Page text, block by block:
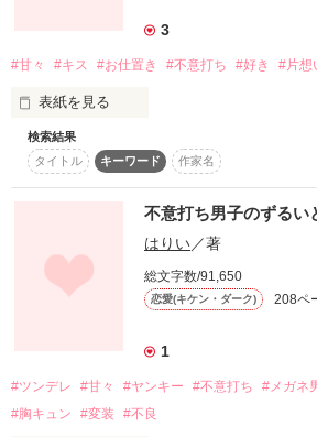
本当にありがとうございます
＊＊＊＊
レビューありがとうございます
＊＊＊＊
マカロン文庫より電子書籍発売中です
"Ｉ LOVE YU"
作品を読む
うか？
皆様にお楽しみいただけると幸いです！
作品を読む
3
#甘々 #キス #お仕置き #不意打ち #好き #片想
表紙を見る
君は、優しくてスポーツができて勉強が
私には手に届かない人だった…
でも、まさかそんな君が
悪魔だったなんて…
検索結果
タイトル
キーワード 作家名
不意打ち男子のずるい
はりい／著
総文字数/91,650
恋愛(キケン・ダーク) 208ペ
1
#ツンデレ #甘々 #ヤンキー #不意打ち #メガネ
#胸キュン
#変装 #不良